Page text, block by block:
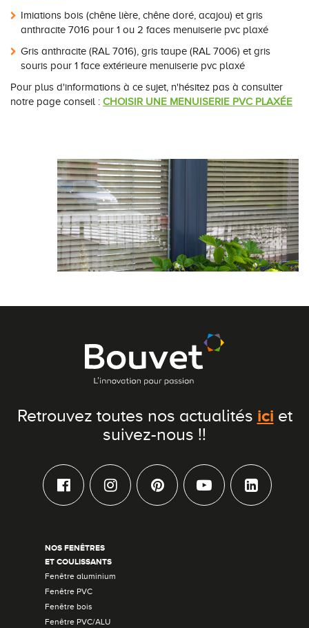
Imiations bois (chêne lière, chêne doré, acajou) et gris
anthracite 7016 pour 1 ou 2 faces menuiserie pvc plaxé
Gris anthracite (RAL 7016), gris taupe (RAL 7006) et gris
souris pour 1 face extérieure menuiserie pvc plaxé
Pour plus d'informations à ce sujet, n'hésitez pas à consulter
notre page conseil : CHOISIR UNE MENUISERIE PVC PLAXÉE
Retrouvez toutes nos actualités ici et
suivez-nous !!
NOS FENÊTRES
ET COULISSANTS
Fenêtre aluminium
Fenêtre PVC
Fenêtre bois
Fenêtre PVC/ALU
Télécharger le catalogue